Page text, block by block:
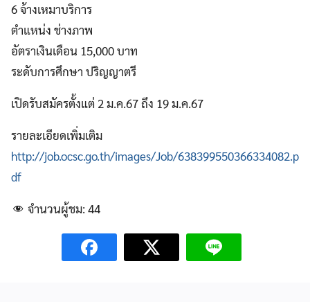
6 จ้างเหมาบริการ
ตำแหน่ง ช่างภาพ
อัตราเงินเดือน 15,000 บาท
ระดับการศึกษา ปริญญาตรี
เปิดรับสมัครตั้งแต่ 2 ม.ค.67 ถึง 19 ม.ค.67
รายละเอียดเพิ่มเติม
http://job.ocsc.go.th/images/Job/638399550366334082.p
df
จำนวนผู้ชม: 44